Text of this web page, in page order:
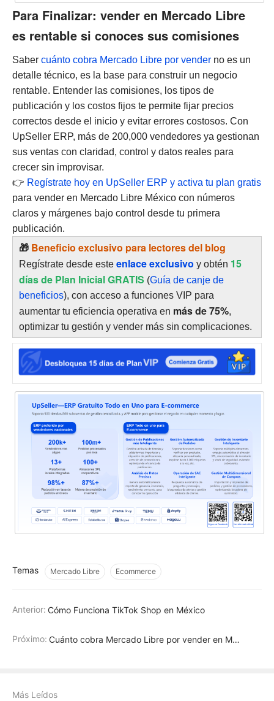
Para Finalizar: vender en Mercado Libre
es rentable si conoces sus comisiones
Saber cuánto cobra Mercado Libre por vender no es un
detalle técnico, es la base para construir un negocio
rentable. Entender las comisiones, los tipos de
publicación y los costos fijos te permite fijar precios
correctos desde el inicio y evitar errores costosos. Con
UpSeller ERP, más de 200,000 vendedores ya gestionan
sus ventas con claridad, control y datos reales para
crecer sin improvisar.
👉 Regístrate hoy en UpSeller ERP y activa tu plan gratis
para vender en Mercado Libre México con números
claros y márgenes bajo control desde tu primera
publicación.
🎁 Beneficio exclusivo para lectores del blog
Regístrate desde este enlace exclusivo y obtén 15
días de Plan Inicial GRATIS (Guía de canje de
beneficios), con acceso a funciones VIP para
aumentar tu eficiencia operativa en más de 75%,
optimizar tu gestión y vender más sin complicaciones.
Temas Mercado Libre Ecommerce
Anterior: Cómo Funciona TikTok Shop en México
Próximo: Cuánto cobra Mercado Libre por vender en México
Más Leídos